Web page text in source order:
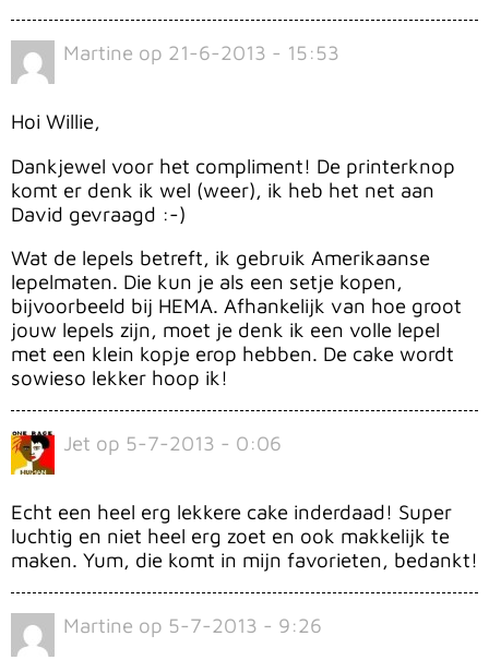
Martine op 21-6-2013 - 15:53
Hoi Willie,
Dankjewel voor het compliment! De printerknop
komt er denk ik wel (weer), ik heb het net aan
David gevraagd :-)
Wat de lepels betreft, ik gebruik Amerikaanse
lepelmaten. Die kun je als een setje kopen,
bijvoorbeeld bij HEMA. Afhankelijk van hoe groot
jouw lepels zijn, moet je denk ik een volle lepel
met een klein kopje erop hebben. De cake wordt
sowieso lekker hoop ik!
Jet op 5-7-2013 - 0:06
Echt een heel erg lekkere cake inderdaad! Super
luchtig en niet heel erg zoet en ook makkelijk te
maken. Yum, die komt in mijn favorieten, bedankt!
Martine op 5-7-2013 - 9:26